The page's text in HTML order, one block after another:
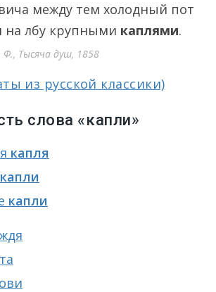
между тем холодный пот
на лбу крупными каплями.
Ф., Тысяча душ, 1858
из русской классики)
слова «капли»
капля
капли
капли